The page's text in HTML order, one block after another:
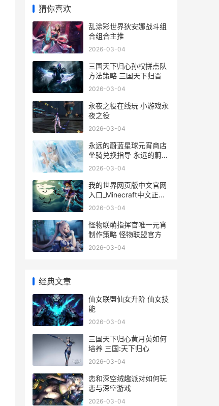
猜你喜欢
乱涂彩世界狄安娜战斗组
合组合主推
2026-03-04
三国天下归心孙权拼点队
方法策略 三国天下归晋
2026-03-04
永夜之役在线玩 小游戏永
夜之役
2026-03-04
永远的蔚蓝星球元宵商店
坐骑兑换指导 永远的蔚蓝
星球破解版修改器
2026-03-04
我的世界网页版中文官网
入口_Minecraft中文正版
网页进入 我的世界网页版
2026-03-04
怪物联萌指挥官唯一元宵
制作策略 怪物联盟官方
2026-03-04
经典文章
仙女联盟仙女升阶 仙女技
能
2026-03-04
三国天下归心黄月英如何
培养 三国:天下归心
2026-03-04
恋和深空绒趣派对如何玩
恋与深空游戏
2026-03-04